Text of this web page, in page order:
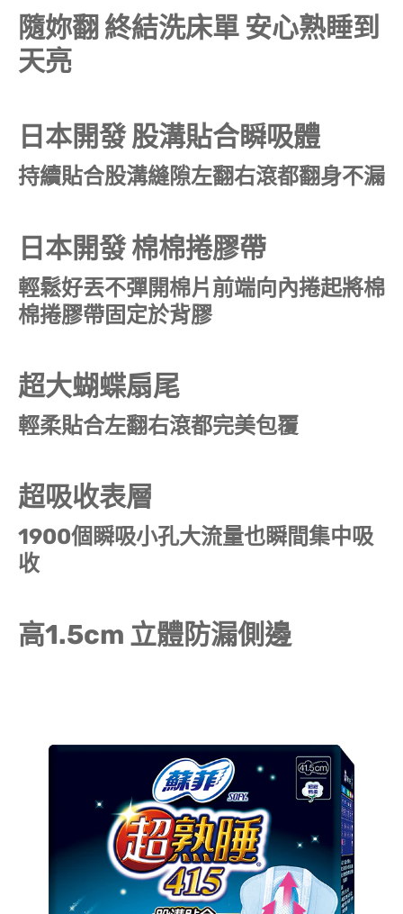
隨妳翻 終結洗床單 安心熟睡到
天亮
日本開發 股溝貼合瞬吸體
持續貼合股溝縫隙左翻右滾都翻身不漏
日本開發 棉棉捲膠帶
輕鬆好丟不彈開棉片前端向內捲起將棉
棉捲膠帶固定於背膠
超大蝴蝶扇尾
輕柔貼合左翻右滾都完美包覆
超吸收表層
1900個瞬吸小孔大流量也瞬間集中吸
收
高1.5cm 立體防漏側邊